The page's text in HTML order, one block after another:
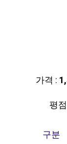
가격 :
평
구분